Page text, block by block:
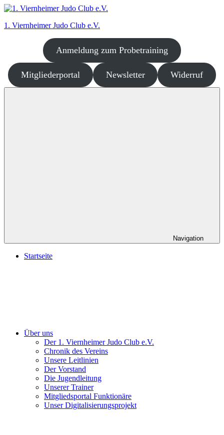
Zum
springen
1. Viernheimer Judo Club e.V.
dort
wo
es
Anmeldung zum Probetraining
Mitgliederportal Newsletter Widerruf
Navigation
Startseite
Über uns
Der 1. Viernheimer Judo Club e.V.
Chronik des Vereins
Unsere Leitlinien
Der Vorstand
Die Jugendleitung
Unserer Trainer
Mitgliedsportal Funktionäre
Unser Digitalisierungsprojekt